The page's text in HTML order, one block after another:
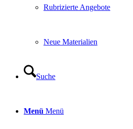
Rubrizierte Angebote
Neue Materialien
Suche
Menü Menü